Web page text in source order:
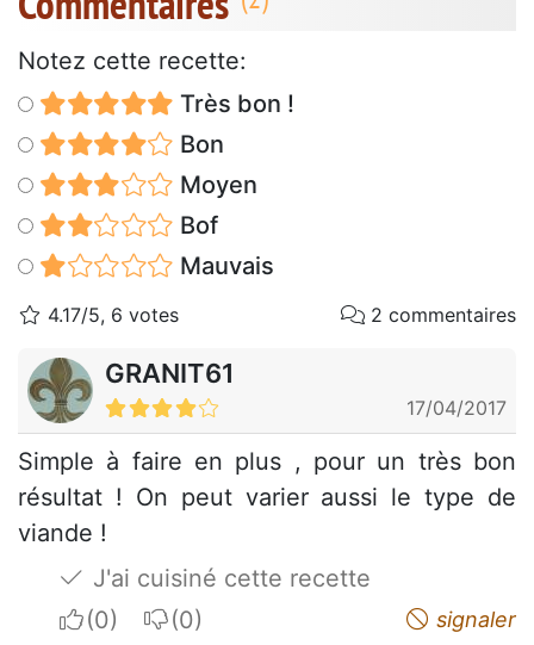
Notez cette recette:
Très bon !
Bon
Moyen
Bof
Mauvais
4.17/5, 6 votes 2 commentaires
GRANIT61
17/04/2017
Simple à faire en plus , pour un très bon
résultat ! On peut varier aussi le type de
viande !
J'ai cuisiné cette recette
I apreciateI do not appreciate signaler